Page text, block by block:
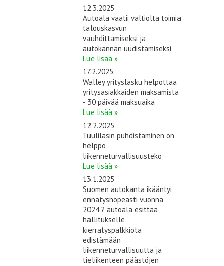
12.3.2025
Autoala vaatii valtiolta toimia
talouskasvun
vauhdittamiseksi ja
autokannan uudistamiseksi
Lue lisää »
17.2.2025
Walley yrityslasku helpottaa
yritysasiakkaiden maksamista
- 30 päivää maksuaika
Lue lisää »
12.2.2025
Tuulilasin puhdistaminen on
helppo
liikenneturvallisuusteko
Lue lisää »
13.1.2025
Suomen autokanta ikääntyi
ennätysnopeasti vuonna
2024 ? autoala esittää
hallitukselle
kierrätyspalkkiota
edistämään
liikenneturvallisuutta ja
tieliikenteen päästöjen